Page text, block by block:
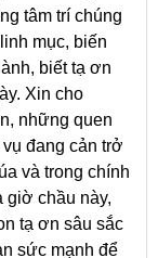
tâm trí chúng
mục, biến
biết tạ ơn
Xin cho
những quen
đang cản trở
và trong chính
giờ chầu này,
tạ ơn sâu sắc
sức mạnh để